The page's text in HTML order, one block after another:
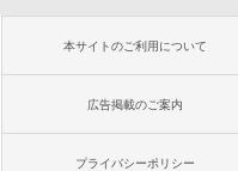
本サイトのご利用について
広告掲載のご案内
プライバシーポリシー